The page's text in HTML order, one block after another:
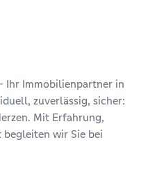
Ihr Immobilienpartner in
zuverlässig, sicher:
Mit Erfahrung,
wir Sie bei